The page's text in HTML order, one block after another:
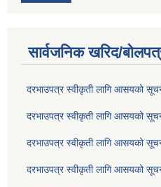
सार्वजनिक खरिद/
दरभाउपत्र स्वीकृती लागि आसयको
दरभाउपत्र स्वीकृती लागि आसयको
दरभाउपत्र स्वीकृती लागि आसयको
दरभाउपत्र स्वीकृती लागि आसयको